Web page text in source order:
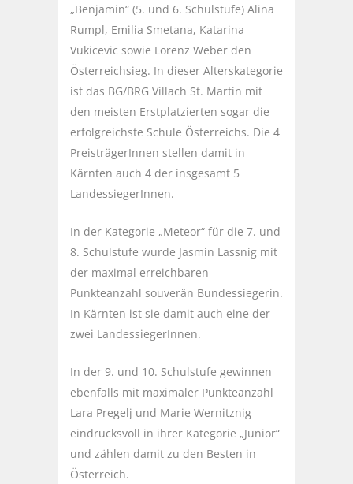
„Benjamin“ (5. und 6. Schulstufe) Alina
Rumpl, Emilia Smetana, Katarina
Vukicevic sowie Lorenz Weber den
Österreichsieg. In dieser Alterskategorie
ist das BG/BRG Villach St. Martin mit
den meisten Erstplatzierten sogar die
erfolgreichste Schule Österreichs. Die 4
PreisträgerInnen stellen damit in
Kärnten auch 4 der insgesamt 5
LandessiegerInnen.
In der Kategorie „Meteor“ für die 7. und
8. Schulstufe wurde Jasmin Lassnig mit
der maximal erreichbaren
Punkteanzahl souverän Bundessiegerin.
In Kärnten ist sie damit auch eine der
zwei LandessiegerInnen.
In der 9. und 10. Schulstufe gewinnen
ebenfalls mit maximaler Punkteanzahl
Lara Pregelj und Marie Wernitznig
eindrucksvoll in ihrer Kategorie „Junior“
und zählen damit zu den Besten in
Österreich.